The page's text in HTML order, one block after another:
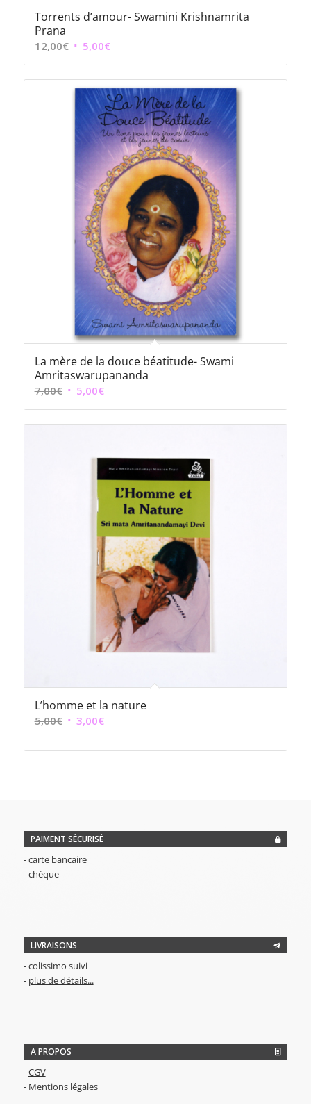
Torrents d’amour- Swamini Krishnamrita
Prana
12,00€ Le
prix
initial
était :
12,00€.
5,00€Le
prix
actuel
est :
5,00€.
La mère de la douce béatitude- Swami
Amritaswarupananda
7,00€ Le
prix
initial
7,00€.
5,00€Le
prix
actuel
5,00€.
L’homme et la nature
5,00€ Le
initial
3,00€Le
actuel
PAIMENT SÉCURISÉ
- carte bancaire
- chèque
LIVRAISONS
- colissimo suivi
- plus de détails...
A PROPOS
-CGV
- Mentions légales